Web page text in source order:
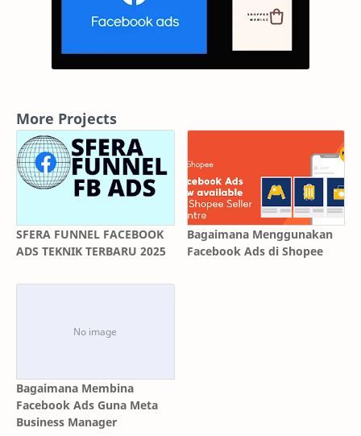
More Projects
SFERA FUNNEL FACEBOOK
ADS TEKNIK TERBARU 2025
Bagaimana Menggunakan
Facebook Ads di Shopee
Bagaimana Membina
Facebook Ads Guna Meta
Business Manager